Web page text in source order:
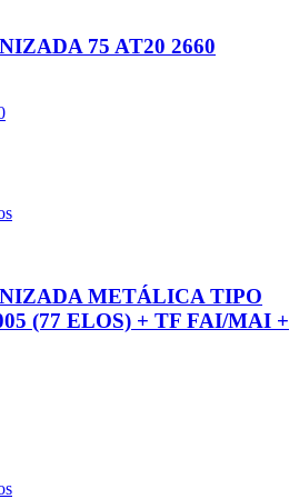
75 AT20 2660
METÁLICA TIPO
(77 ELOS) + TF FAI/MAI +